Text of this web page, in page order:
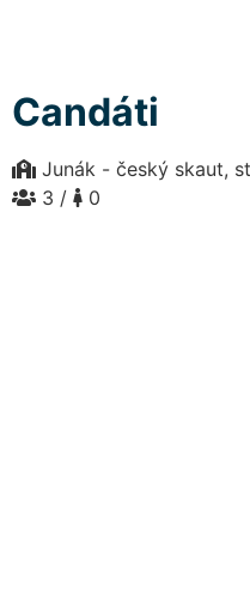
Candáti
Junák - český skaut,
3 /
0